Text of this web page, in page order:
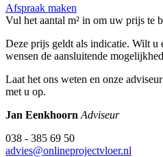
Afspraak maken
Vul het aantal m² in om uw prijs te
Deze prijs geldt als indicatie. Wilt u
wensen de aansluitende
Laat het ons weten en onze
met u op.
Jan Eenkhoorn Adviseur
038 - 385 69 50
advies@onlineprojectvloer.nl